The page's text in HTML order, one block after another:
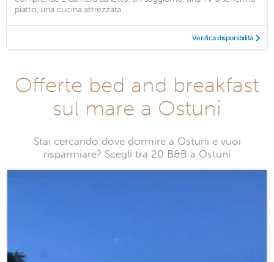
piatto, una cucina attrezzata ...
Verifica disponibilità
Offerte bed and breakfast
sul mare a Ostuni
Stai cercando dove dormire a Ostuni e vuoi
risparmiare? Scegli tra 20 B&B a Ostuni